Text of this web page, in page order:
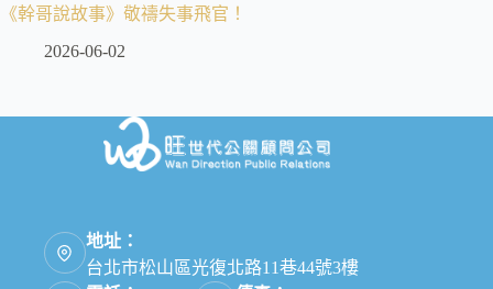
《幹哥說故事》敬禱失事飛官！
2026-06-02
地址：
台北市松山區光復北路11巷44號3樓